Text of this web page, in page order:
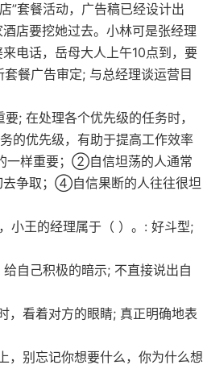
”套餐活动，广告稿已经设计出
店要挖她过去。小林可是张经理
电话，岳母大人上午10点到，要
餐广告审定; 与总经理谈运营目
; 在处理各个优先级的任务时，
的优先级，有助于提高工作效率
一样重要；②自信坦荡的人通常
争取；④自信果断的人往往很坦
小王的经理属于（ ）。: 好斗型;
自己积极的暗示; 不直接说出自
，看着对方的眼睛; 真正明确地表
，别忘记你想要什么，你为什么想